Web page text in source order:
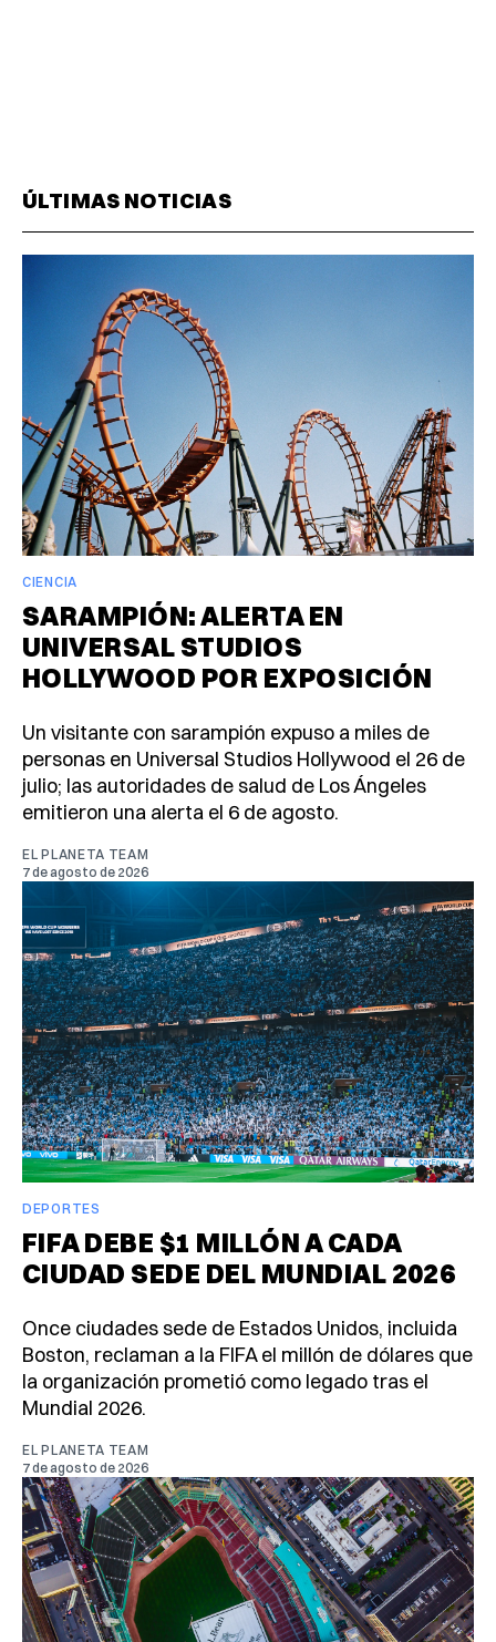
ÚLTIMAS NOTICIAS
CIENCIA
SARAMPIÓN: ALERTA EN
UNIVERSAL STUDIOS
HOLLYWOOD POR EXPOSICIÓN
Un visitante con sarampión expuso a miles de
personas en Universal Studios Hollywood el 26 de
julio; las autoridades de salud de Los Ángeles
emitieron una alerta el 6 de agosto.
EL PLANETA TEAM
7 de agosto de 2026
DEPORTES
FIFA DEBE $1 MILLÓN A CADA
CIUDAD SEDE DEL MUNDIAL 2026
Once ciudades sede de Estados Unidos, incluida
Boston, reclaman a la FIFA el millón de dólares que
la organización prometió como legado tras el
Mundial 2026.
EL PLANETA TEAM
7 de agosto de 2026